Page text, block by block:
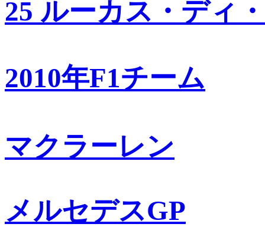
25 ルーカス・ディ
2010年F1チーム
マクラーレン
メルセデスGP